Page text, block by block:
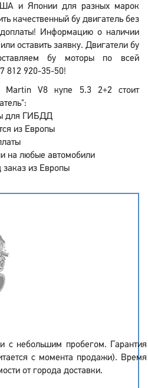
и Японии для разных марок
качественный бу двигатель без
Информацию о наличии
оставить заявку. Двигатели бу
бу моторы по всей
812 920-35-50!
Martin V8 купе 5.3 2+2 стоит
для ГИБДД
из Европы
на любые автомобили
заказ из Европы
с небольшим пробегом. Гарантия
с момента продажи). Время
от города доставки.